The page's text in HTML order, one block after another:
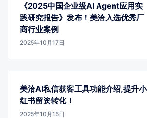
《2025中国企业级AI Agent应用实
践研究报告》发布！美洽入选优秀厂
商行业案例
2025年10月17日
美洽AI私信获客工具功能介绍,提升小
红书留资转化！
2025年10月15日